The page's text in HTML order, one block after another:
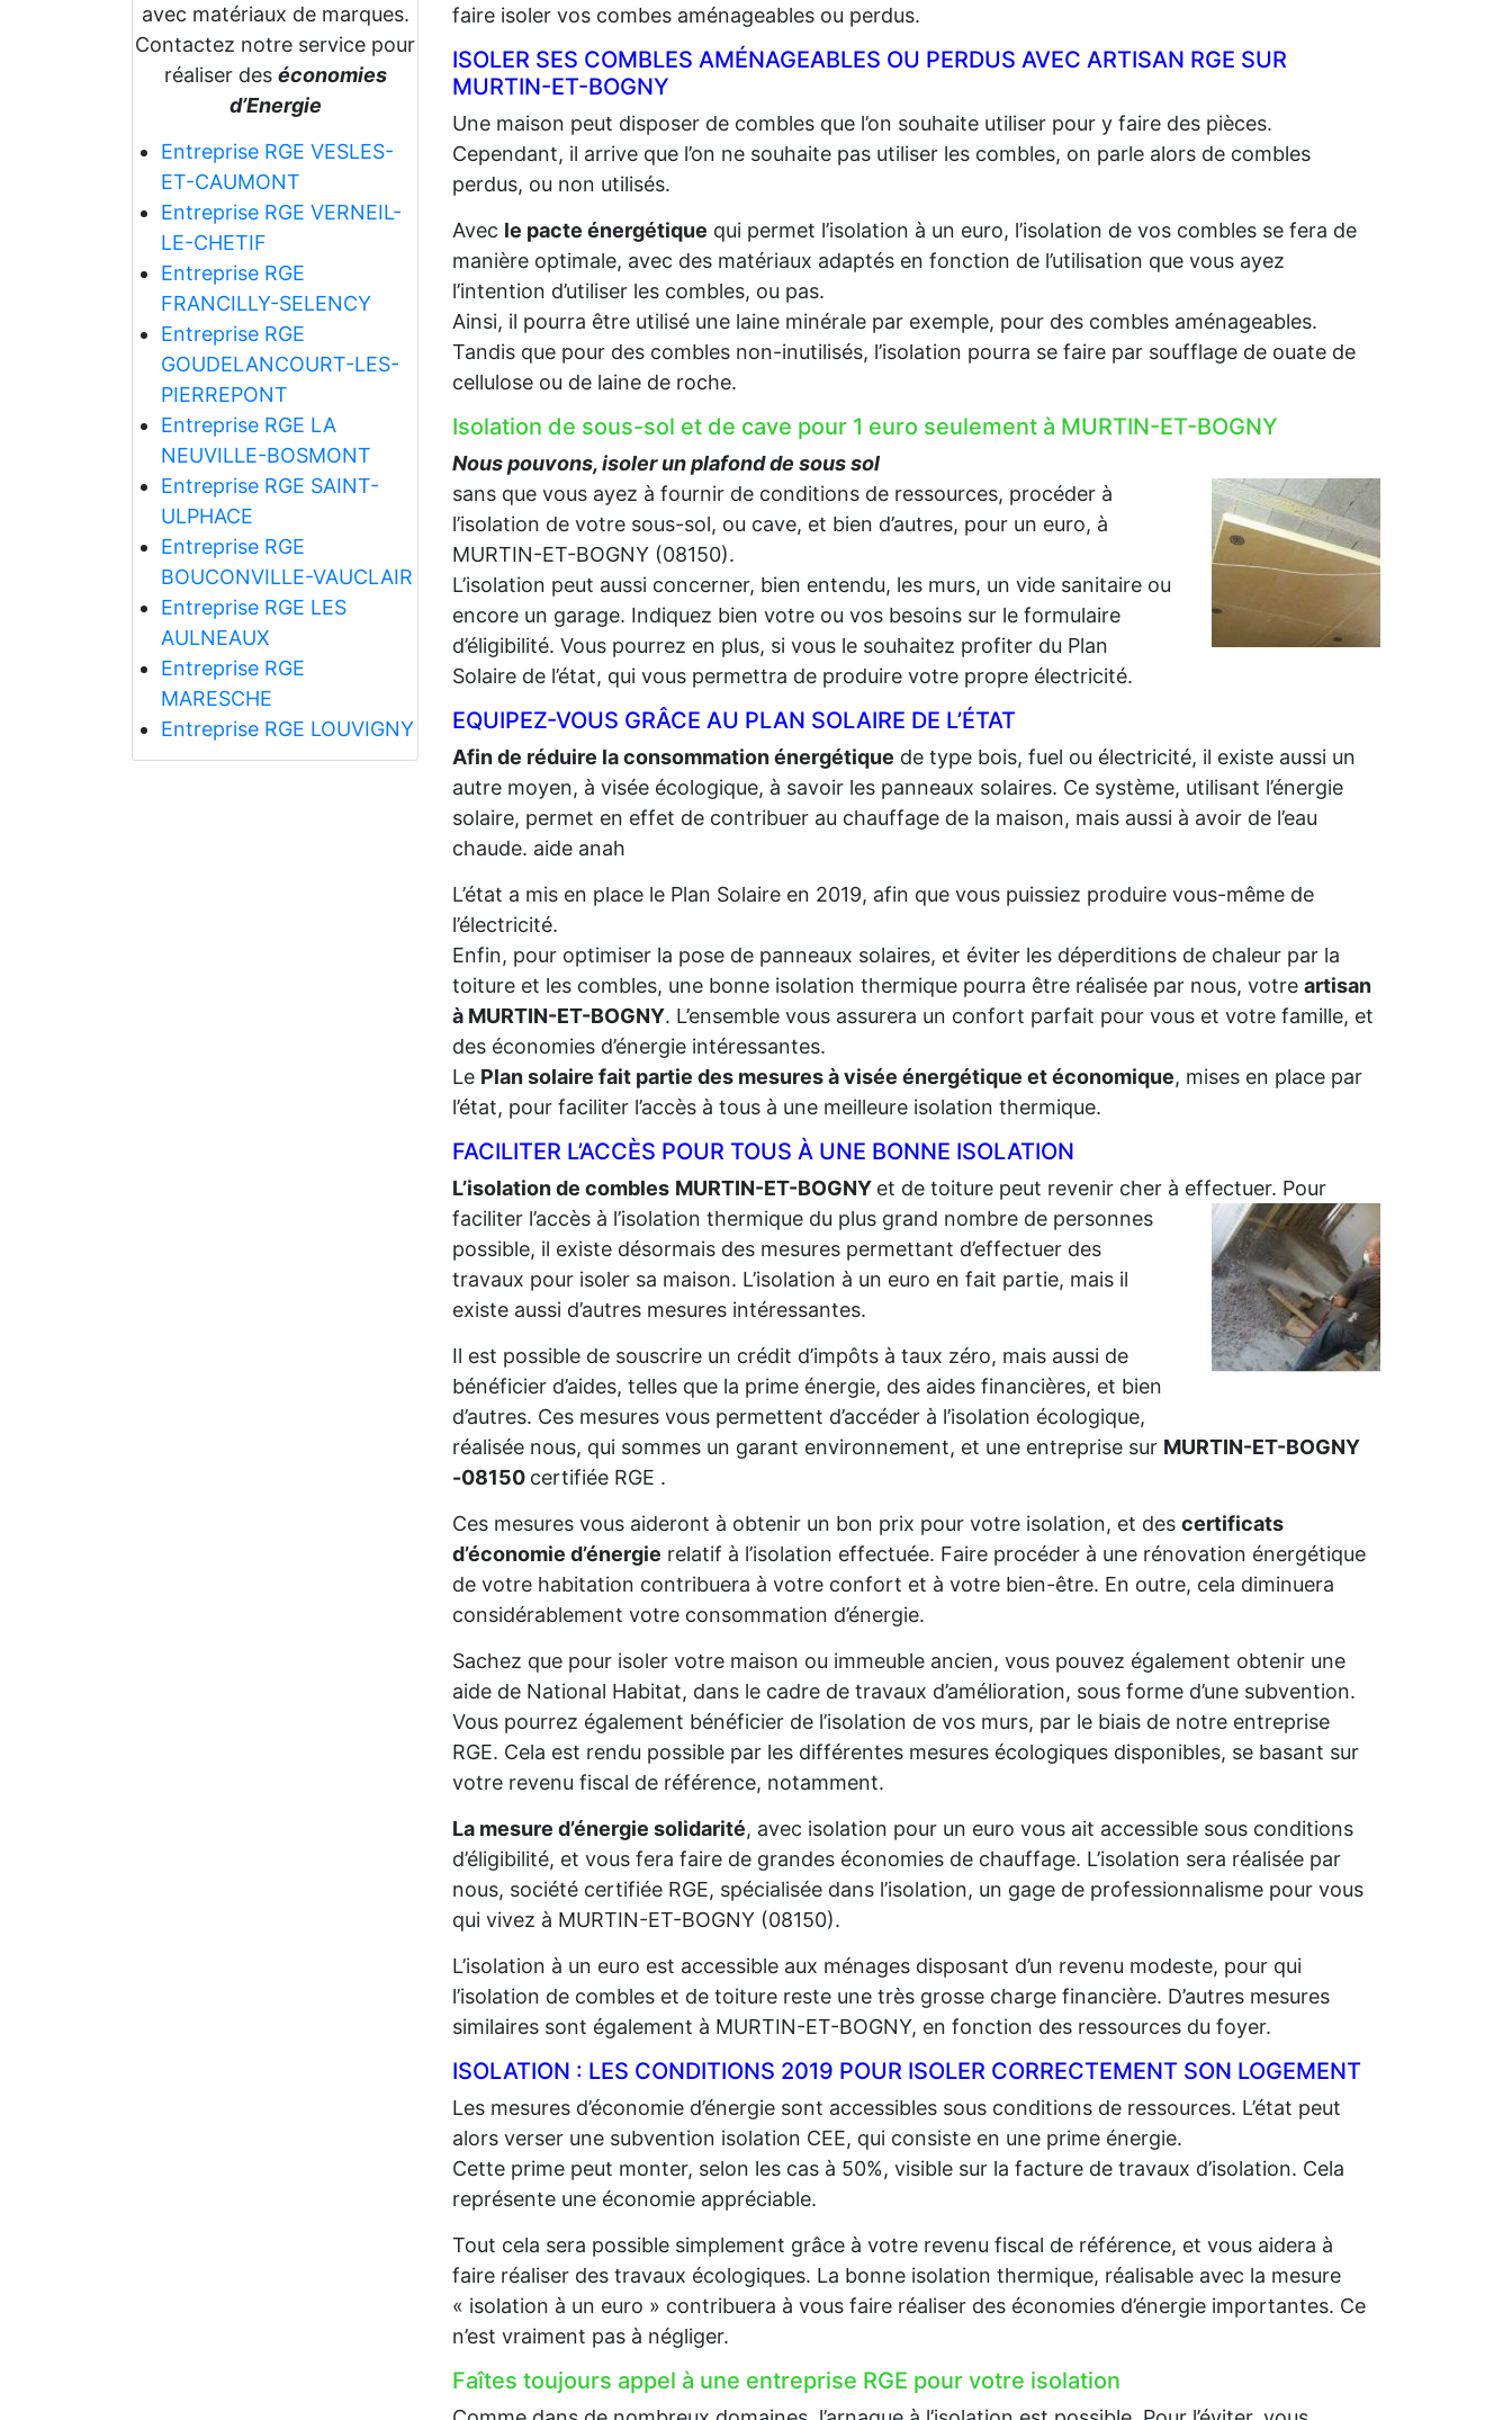
avec matériaux de marques.
Contactez notre service pour
réaliser des économies
d’Energie
Entreprise RGE VESLES-
ET-CAUMONT
Entreprise RGE VERNEIL-
LE-CHETIF
Entreprise RGE
FRANCILLY-SELENCY
Entreprise RGE
GOUDELANCOURT-LES-
PIERREPONT
Entreprise RGE LA
NEUVILLE-BOSMONT
Entreprise RGE SAINT-
ULPHACE
Entreprise RGE
BOUCONVILLE-VAUCLAIR
Entreprise RGE LES
AULNEAUX
Entreprise RGE
MARESCHE
Entreprise RGE LOUVIGNY
faire isoler vos combes aménageables ou perdus.
ISOLER SES COMBLES AMÉNAGEABLES OU PERDUS AVEC ARTISAN RGE SUR
MURTIN-ET-BOGNY
Une maison peut disposer de combles que l’on souhaite utiliser pour y faire des pièces.
Cependant, il arrive que l’on ne souhaite pas utiliser les combles, on parle alors de combles
perdus, ou non utilisés.
Avec le pacte énergétique qui permet l’isolation à un euro, l’isolation de vos combles se fera de
manière optimale, avec des matériaux adaptés en fonction de l’utilisation que vous ayez
l’intention d’utiliser les combles, ou pas.
Ainsi, il pourra être utilisé une laine minérale par exemple, pour des combles aménageables.
Tandis que pour des combles non-inutilisés, l’isolation pourra se faire par soufflage de ouate de
cellulose ou de laine de roche.
Isolation de sous-sol et de cave pour 1 euro seulement à MURTIN-ET-BOGNY
Nous pouvons, isoler un plafond de sous sol
sans que vous ayez à fournir de conditions de ressources, procéder à
l’isolation de votre sous-sol, ou cave, et bien d’autres, pour un euro, à
MURTIN-ET-BOGNY (08150).
L’isolation peut aussi concerner, bien entendu, les murs, un vide sanitaire ou
encore un garage. Indiquez bien votre ou vos besoins sur le formulaire
d’éligibilité. Vous pourrez en plus, si vous le souhaitez profiter du Plan
Solaire de l’état, qui vous permettra de produire votre propre électricité.
EQUIPEZ-VOUS GRÂCE AU PLAN SOLAIRE DE L’ÉTAT
Afin de réduire la consommation énergétique de type bois, fuel ou électricité, il existe aussi un
autre moyen, à visée écologique, à savoir les panneaux solaires. Ce système, utilisant l’énergie
solaire, permet en effet de contribuer au chauffage de la maison, mais aussi à avoir de l’eau
chaude. aide anah
L’état a mis en place le Plan Solaire en 2019, afin que vous puissiez produire vous-même de
l’électricité.
Enfin, pour optimiser la pose de panneaux solaires, et éviter les déperditions de chaleur par la
toiture et les combles, une bonne isolation thermique pourra être réalisée par nous, votre artisan
à MURTIN-ET-BOGNY. L’ensemble vous assurera un confort parfait pour vous et votre famille, et
des économies d’énergie intéressantes.
Le Plan solaire fait partie des mesures à visée énergétique et économique, mises en place par
l’état, pour faciliter l’accès à tous à une meilleure isolation thermique.
FACILITER L’ACCÈS POUR TOUS À UNE BONNE ISOLATION
L’isolation de combles MURTIN-ET-BOGNY et de toiture peut revenir cher à effectuer. Pour
faciliter l’accès à l’isolation thermique du plus grand nombre de personnes
possible, il existe désormais des mesures permettant d’effectuer des
travaux pour isoler sa maison. L’isolation à un euro en fait partie, mais il
existe aussi d’autres mesures intéressantes.
Il est possible de souscrire un crédit d’impôts à taux zéro, mais aussi de
bénéficier d’aides, telles que la prime énergie, des aides financières, et bien
d’autres. Ces mesures vous permettent d’accéder à l’isolation écologique,
réalisée nous, qui sommes un garant environnement, et une entreprise sur MURTIN-ET-BOGNY
-08150 certifiée RGE .
Ces mesures vous aideront à obtenir un bon prix pour votre isolation, et des certificats
d’économie d’énergie relatif à l’isolation effectuée. Faire procéder à une rénovation énergétique
de votre habitation contribuera à votre confort et à votre bien-être. En outre, cela diminuera
considérablement votre consommation d’énergie.
Sachez que pour isoler votre maison ou immeuble ancien, vous pouvez également obtenir une
aide de National Habitat, dans le cadre de travaux d’amélioration, sous forme d’une subvention.
Vous pourrez également bénéficier de l’isolation de vos murs, par le biais de notre entreprise
RGE. Cela est rendu possible par les différentes mesures écologiques disponibles, se basant sur
votre revenu fiscal de référence, notamment.
La mesure d’énergie solidarité, avec isolation pour un euro vous ait accessible sous conditions
d’éligibilité, et vous fera faire de grandes économies de chauffage. L’isolation sera réalisée par
nous, société certifiée RGE, spécialisée dans l’isolation, un gage de professionnalisme pour vous
qui vivez à MURTIN-ET-BOGNY (08150).
L’isolation à un euro est accessible aux ménages disposant d’un revenu modeste, pour qui
l’isolation de combles et de toiture reste une très grosse charge financière. D’autres mesures
similaires sont également à MURTIN-ET-BOGNY, en fonction des ressources du foyer.
ISOLATION : LES CONDITIONS 2019 POUR ISOLER CORRECTEMENT SON LOGEMENT
Les mesures d’économie d’énergie sont accessibles sous conditions de ressources. L’état peut
alors verser une subvention isolation CEE, qui consiste en une prime énergie.
Cette prime peut monter, selon les cas à 50%, visible sur la facture de travaux d’isolation. Cela
représente une économie appréciable.
Tout cela sera possible simplement grâce à votre revenu fiscal de référence, et vous aidera à
faire réaliser des travaux écologiques. La bonne isolation thermique, réalisable avec la mesure
« isolation à un euro » contribuera à vous faire réaliser des économies d’énergie importantes. Ce
n’est vraiment pas à négliger.
Faîtes toujours appel à une entreprise RGE pour votre isolation